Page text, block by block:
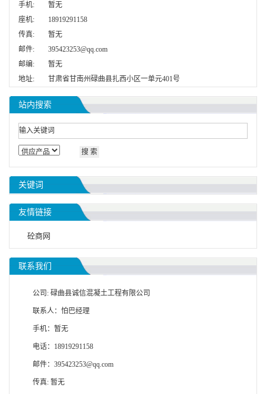
手机:
暂无
座机:
18919291158
传真:
暂无
邮件:
395423253@qq.com
邮编:
暂无
地址:
甘肃省甘南州碌曲县扎西小区一单元401号
站内搜索
关键词
友情链接
砼商网
联系我们
公司: 碌曲县诚信混凝土工程有限公司
联系人：怕巴经理
手机：暂无
电话：18919291158
邮件：395423253@qq.com
传真: 暂无